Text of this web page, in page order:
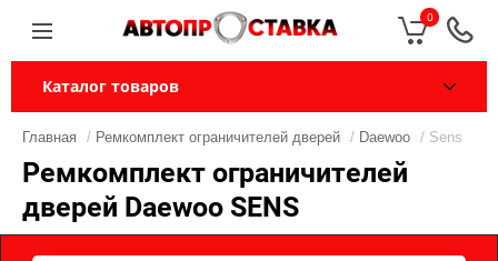
0
Каталог товаров
Главная / Ремкомплект ограничителей дверей / Daewoo / Sens
Ремкомплект ограничителей
дверей Daewoo SENS